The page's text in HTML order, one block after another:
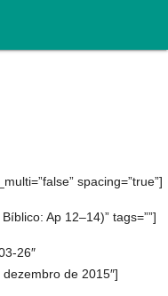
spacing=”true”]
Ap 12–14)” tags=””]
26″
de 2015″]